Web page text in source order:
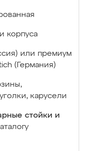
корпуса
или премиум
(Германия)
карусели
стойки и